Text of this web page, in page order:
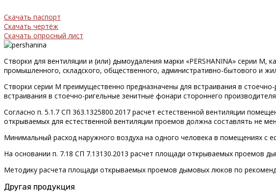
Скачать паспорт
Скачать чертёж
Скачать опросный лист
Створки для вентиляции и (или) дымоудаления марки «PERSHANINA» серии
промышленного, складского, общественного, административно-бытового и
Створки серии M преимущественно предназначены для встраивания в
встраивания в стоечно-ригельные зенитные фонари стороннего
Согласно п. 5.1.7 СП 363.1325800.2017 расчет естественной вентиляции
открываемых для естественной вентиляции проемов должна составлять не
Минимальный расход наружного воздуха на одного человека в помещениях с
На основании п. 7.18 СП 7.13130.2013 расчет площади открываемых
Методику расчета площади открываемых проемов дымовых люков по
Другая продукция